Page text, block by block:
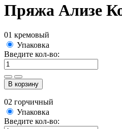
Пряжа Ализе
01 кремовый
Упаковка
Введите кол-во:
В корзину
02 горчичный
Упаковка
Введите кол-во: